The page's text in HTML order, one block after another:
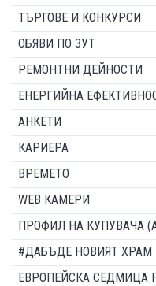
ТЪРГОВЕ И КОНКУРСИ
ОБЯВИ ПО ЗУТ
РЕМОНТНИ ДЕЙНОСТИ
ЕНЕРГИЙНА
АНКЕТИ
КАРИЕРА
ВРЕМЕТО
WEB КАМЕРИ
ПРОФИЛ НА КУПУВАЧА
#ДАБЪДЕ НОВИЯТ ХРАМ
ЕВРОПЕЙСКА СЕДМИЦА